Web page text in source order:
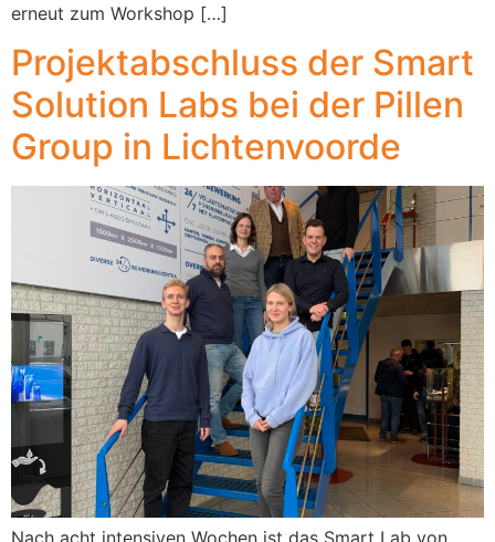
erneut zum Workshop […]
Projektabschluss der Smart
Solution Labs bei der Pillen
Group in Lichtenvoorde